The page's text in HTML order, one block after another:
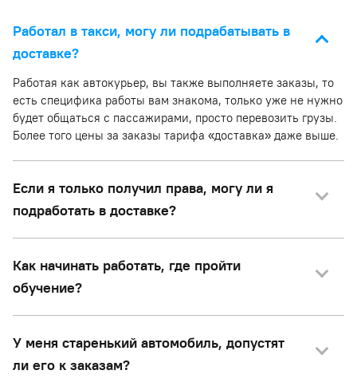
Работал в такси, могу ли подрабатывать в
доставке?
Работая как автокурьер, вы также выполняете заказы, то
есть специфика работы вам знакома, только уже не нужно
будет общаться с пассажирами, просто перевозить грузы.
Более того цены за заказы тарифа «доставка» даже выше.
Если я только получил права, могу ли я
подработать в доставке?
Как начинать работать, где пройти
обучение?
У меня старенький автомобиль, допустят
ли его к заказам?